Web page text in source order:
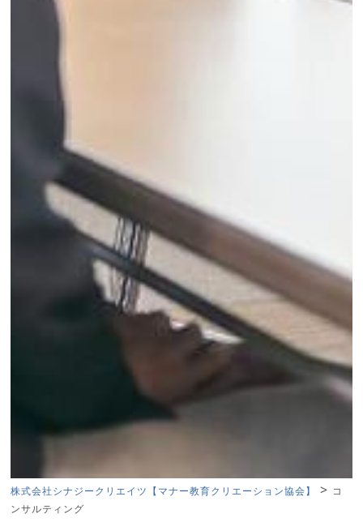
株式会社シナジークリエイツ【マナー教育クリエーション協会】 > コ
ンサルティング